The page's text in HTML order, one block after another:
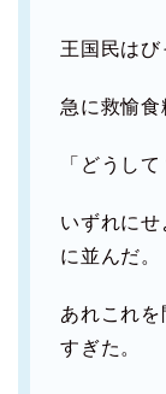
王国民はび
急に救愉食
「どうして
いずれにせ
に並んだ。
あれこれ
すぎた。